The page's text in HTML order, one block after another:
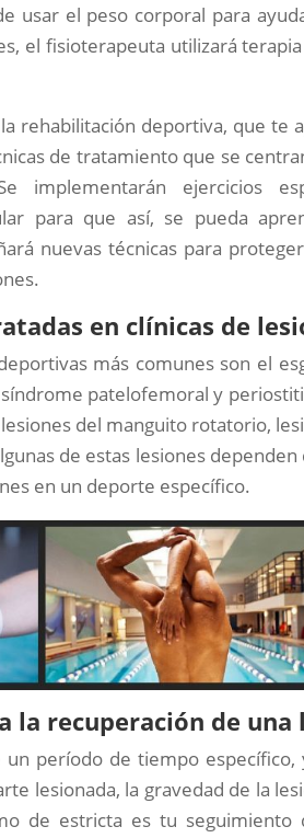
usar el peso corporal para
el fisioterapeuta utilizará
rehabilitación deportiva, que te
de tratamiento que se
implementarán ejercicios
para que así, se pueda
nuevas técnicas para
en clínicas de
más comunes son el
patelofemoral y
del manguito rotatorio,
de estas lesiones
en un deporte específico.
la recuperación de
período de tiempo
lesionada, la gravedad de la
de estricta es tu seguimiento